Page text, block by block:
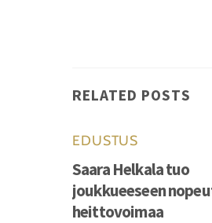
RELATED POSTS
EDUSTUS
Saara Helkala tuo
joukkueeseen
heittovoimaa